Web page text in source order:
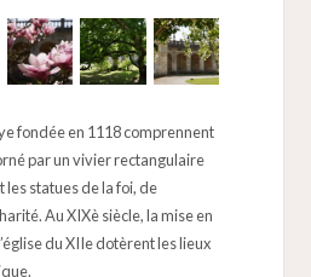
fondée en 1118 comprennent
par un vivier rectangulaire
statues de la foi, de
Au XIXè siècle, la mise en
du XIIe dotèrent les lieux